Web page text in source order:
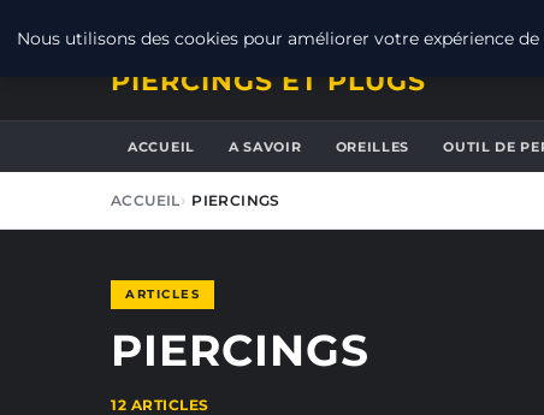
PIERCINGS ET PLUGS
ACCUEIL A SAVOIR OREILLES OUTIL DE
ACCUEIL PIERCINGS
ARTICLES
PIERCINGS
12 ARTICLES
Nous utilisons des cookies pour améliorer votre expérience